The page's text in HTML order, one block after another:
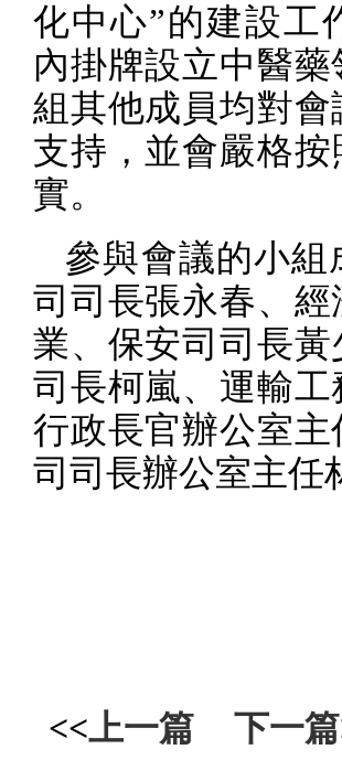
化中心”的建設工
內掛牌設立中醫
組其他成員均對
支持，並會嚴格
實。
參與會議的小
司司長張永春、
業、保安司司長
司長柯嵐、運輸
行政長官辦公室
司司長辦公室主任
<<上一篇 下一篇